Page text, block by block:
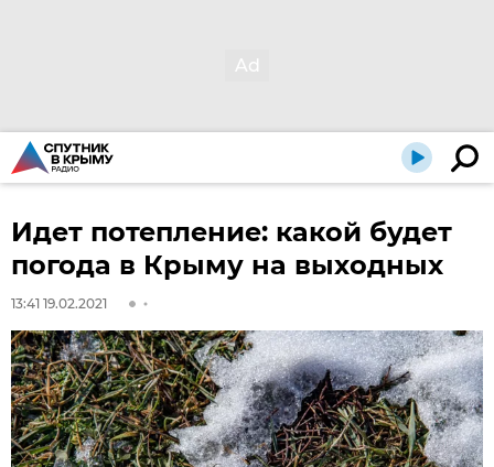
Идет потепление: какой будет
погода в Крыму на выходных
13:41 19.02.2021